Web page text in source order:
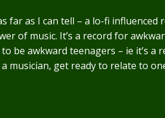
far as I can tell – a lo-fi influenced
of music. It’s a record for
be awkward teenagers – ie it’s a
musician, get ready to relate to